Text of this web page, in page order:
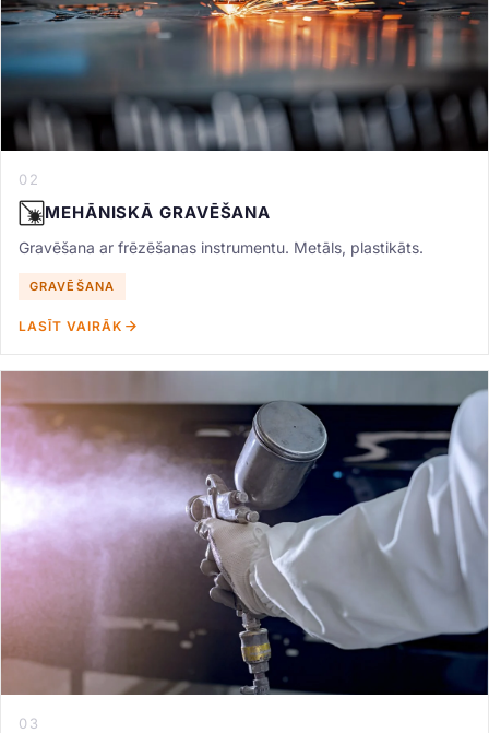
02
MEHĀNISKĀ GRAVĒŠANA
Gravēšana ar frēzēšanas instrumentu. Metāls, plastikāts.
GRAVĒŠANA
LASĪT VAIRĀK
03